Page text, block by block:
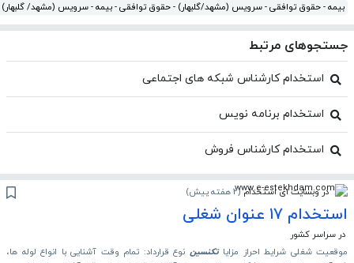
بیمه - حقوق توافقی - سرویس (مشهد/گلبهار) - حقوق توافقی - بیمه - سرویس (مشهد/
جستجوهای مرتبط
استخدام کارشناس شبکه های اجتماعی
استخدام برنامه نویس
استخدام کارشناس فروش
در وبسایت ای استخدام(2 هفته پیش )
استخدام ۱۷ عنوان شغلی
در سراسر کشور
موقعیت شغلی شرایط احراز مزایاتکنسین نوع قرارداد: تمام وقت آشنایی با انواع لوله ها،